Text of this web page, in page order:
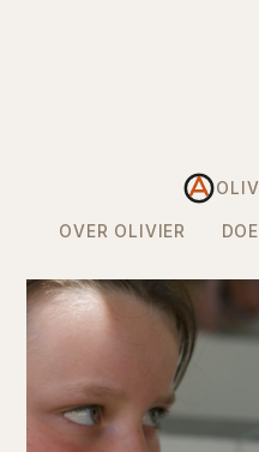
OVER OLIVIER